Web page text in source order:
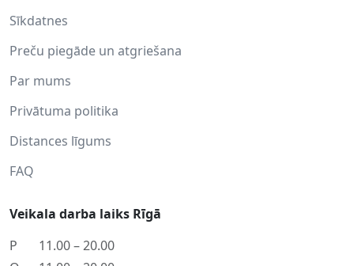
Sīkdatnes
Preču piegāde un atgriešana
Par mums
Privātuma politika
Distances līgums
FAQ
Veikala darba laiks Rīgā
P
11.00 – 20.00